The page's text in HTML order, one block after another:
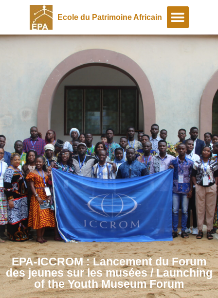
Ecole du Patrimoine Africain
EPA-ICCROM : Lancement du Forum
des jeunes sur les musées / Launching
of the Youth Museum Forum